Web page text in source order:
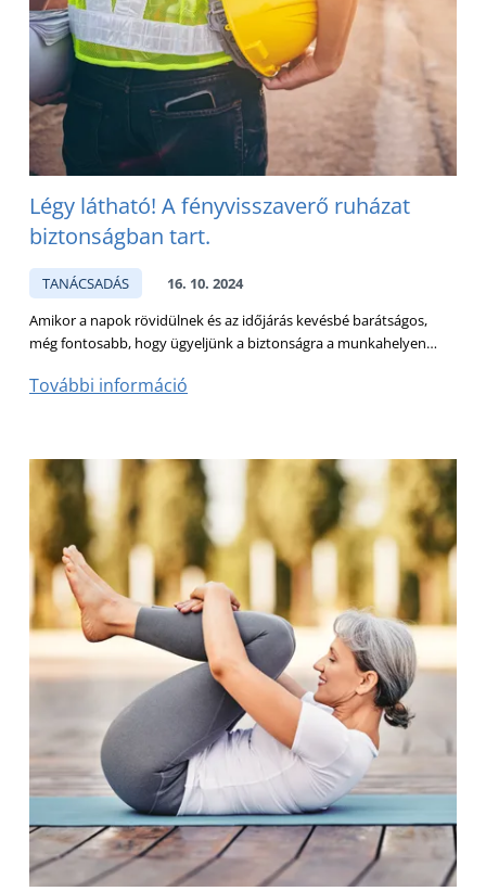
Légy látható! A fényvisszaverő ruházat
biztonságban tart.
TANÁCSADÁS
16. 10. 2024
Amikor a napok rövidülnek és az időjárás kevésbé barátságos,
még fontosabb, hogy ügyeljünk a biztonságra a munkahelyen…
További információ